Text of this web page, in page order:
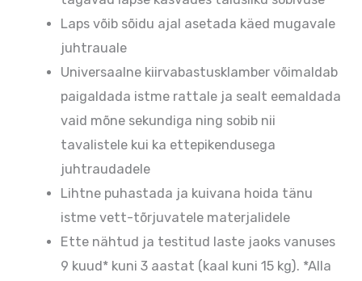
Laps võib sõidu ajal asetada käed mugavale
juhtrauale
Universaalne kiirvabastusklamber võimaldab
paigaldada istme rattale ja sealt eemaldada
vaid mõne sekundiga ning sobib nii
tavalistele kui ka ettepikendusega
juhtraudadele
Lihtne puhastada ja kuivana hoida tänu
istme vett-tõrjuvatele materjalidele
Ette nähtud ja testitud laste jaoks vanuses
9 kuud* kuni 3 aastat (kaal kuni 15 kg). *Alla